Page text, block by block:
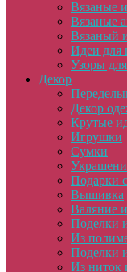
Вязаные
Вязаные
Вязаный
Идеи для
Узоры
Декор
Декор
Крутые
Игрушки
Сумки
Подарки
Вышивка
Валяние
Поделки
Из
Поделки
Из ниток